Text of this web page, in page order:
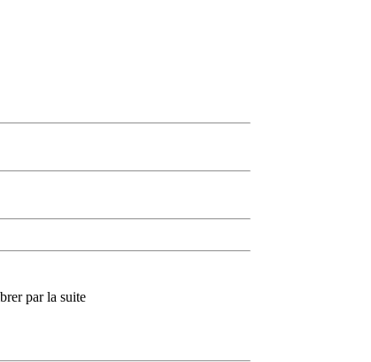
par la suite